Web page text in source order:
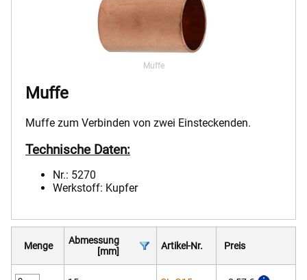
28x22x28 CL-TR28x22x28
3 CL-TR28x28x22
Muffe
Muffe
Muffe zum Verbinden von zwei Einsteckenden.
Technische Daten:
Nr.: 5270
Werkstoff: Kupfer
Menge
Abmessung
[mm]
Artikel-Nr. Preis